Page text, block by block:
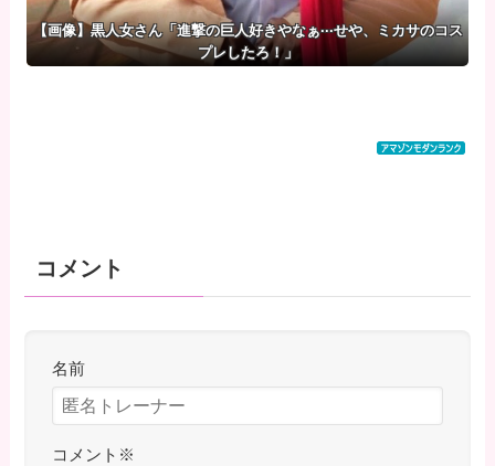
【画像】黒人女さん「進撃の巨人好きやなぁ···せや、ミカサのコス
プレしたろ！」
コメント
名前
コメント ※